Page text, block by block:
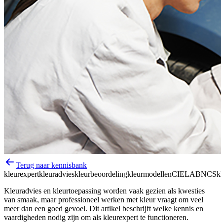
Terug naar kennisbank
kleurexpertkleuradvieskleurbeoordelingkleurmodellenCIELABNCS
Kleuradvies en kleurtoepassing worden vaak gezien als kwesties
van smaak, maar professioneel werken met kleur vraagt om veel
meer dan een goed gevoel. Dit artikel beschrijft welke kennis en
vaardigheden nodig zijn om als kleurexpert te functioneren.